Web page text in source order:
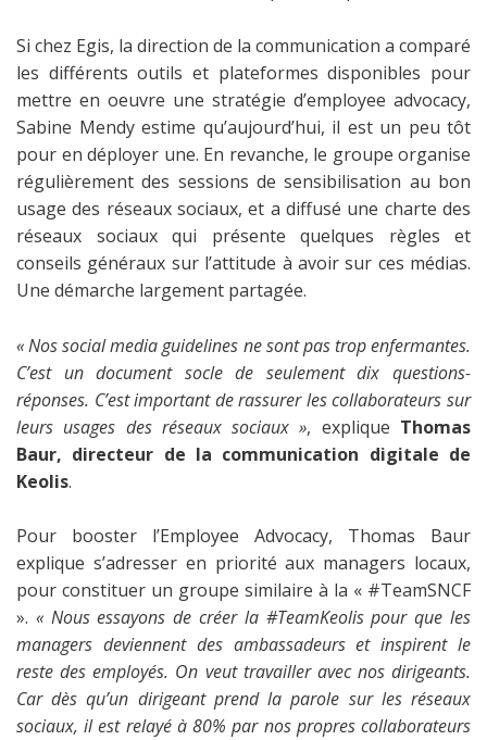
Si chez Egis, la direction de la communication a comparé
les différents outils et plateformes disponibles pour
mettre en oeuvre une stratégie d’employee advocacy,
Sabine Mendy estime qu’aujourd’hui, il est un peu tôt
pour en déployer une. En revanche, le groupe organise
régulièrement des sessions de sensibilisation au bon
usage des réseaux sociaux, et a diffusé une charte des
réseaux sociaux qui présente quelques règles et
conseils généraux sur l’attitude à avoir sur ces médias.
Une démarche largement partagée.
« Nos social media guidelines ne sont pas trop enfermantes.
C’est un document socle de seulement dix questions-
réponses. C’est important de rassurer les collaborateurs sur
leurs usages des réseaux sociaux », explique Thomas
Baur, directeur de la communication digitale de
Keolis.
Pour booster l’Employee Advocacy, Thomas Baur
explique s’adresser en priorité aux managers locaux,
pour constituer un groupe similaire à la « #TeamSNCF
». « Nous essayons de créer la #TeamKeolis pour que les
managers deviennent des ambassadeurs et inspirent le
reste des employés. On veut travailler avec nos dirigeants.
Car dès qu’un dirigeant prend la parole sur les réseaux
sociaux, il est relayé à 80% par nos propres collaborateurs